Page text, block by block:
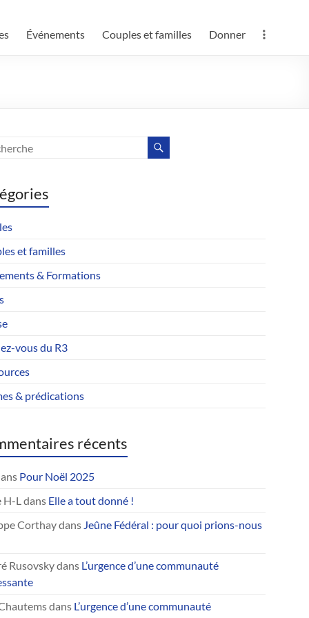
Événements Couples et familles Donner
et familles
& Formations
vous du R3
& prédications
récents
Pour Noël 2025
H-Ldans Elle a tout donné !
Corthaydans Jeûne Fédéral : pour quoi prions-nous
Rusovskydans L’urgence d’une communauté
dans L’urgence d’une communauté